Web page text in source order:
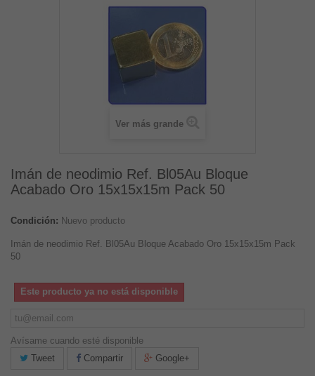
Ver más grande
Imán de neodimio Ref. Bl05Au Bloque
Acabado Oro 15x15x15m Pack 50
Condición: Nuevo producto
Imán de neodimio Ref. Bl05Au Bloque Acabado Oro 15x15x15m Pack
50
Este producto ya no está disponible
Avísame cuando esté disponible
Tweet
Compartir Google+